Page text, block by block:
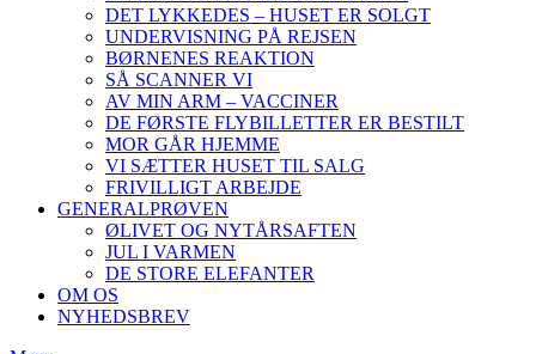
DET LYKKEDES – HUSET ER SOLGT
UNDERVISNING PÅ REJSEN
BØRNENES REAKTION
SÅ SCANNER VI
AV MIN ARM – VACCINER
DE FØRSTE FLYBILLETTER ER BESTILT
MOR GÅR HJEMME
VI SÆTTER HUSET TIL SALG
FRIVILLIGT ARBEJDE
GENERALPRØVEN
ØLIVET OG NYTÅRSAFTEN
JUL I VARMEN
DE STORE ELEFANTER
OM OS
NYHEDSBREV